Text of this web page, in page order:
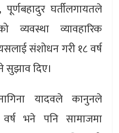
घर्तीलगायतले
व्यवस्था व्यावहारिक
संशोधन गरी १८ वर्ष
सुझाव दिए।
यादवले कानुनले
भने पनि सामाजमा